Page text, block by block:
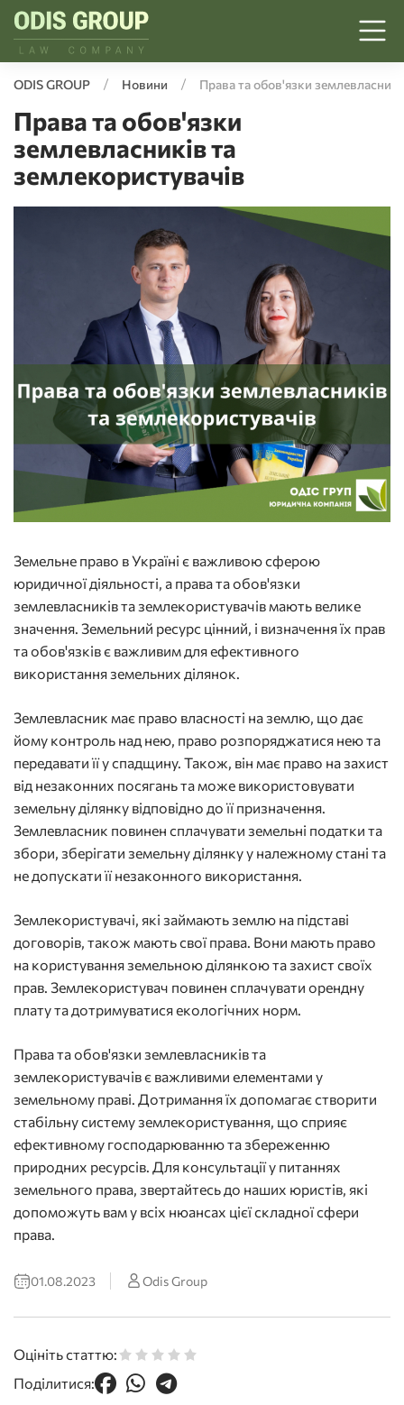
ODIS GROUP Новини Права та обов'язки
Права та обов'язки
землевласників та
землекористувачів
Земельне право в Україні є важливою сферою
юридичної діяльності, а права та обов'язки
землевласників та землекористувачів мають велике
значення. Земельний ресурс цінний, і визначення їх прав
та обов'язків є важливим для ефективного
використання земельних ділянок.
Землевласник має право власності на землю, що дає
йому контроль над нею, право розпоряджатися нею та
передавати її у спадщину. Також, він має право на захист
від незаконних посягань та може використовувати
земельну ділянку відповідно до її призначення.
Землевласник повинен сплачувати земельні податки та
збори, зберігати земельну ділянку у належному стані та
не допускати її незаконного використання.
Землекористувачі, які займають землю на підставі
договорів, також мають свої права. Вони мають право
на користування земельною ділянкою та захист своїх
прав. Землекористувач повинен сплачувати орендну
плату та дотримуватися екологічних норм.
Права та обов'язки землевласників та
землекористувачів є важливими елементами у
земельному праві. Дотримання їх допомагає створити
стабільну систему землекористування, що сприяє
ефективному господарюванню та збереженню
природних ресурсів. Для консультації у питаннях
земельного права, звертайтесь до наших юристів, які
допоможуть вам у всіх нюансах цієї складної сфери
права.
01.08.2023 Odis Group
Оцініть статтю:
Поділитися: